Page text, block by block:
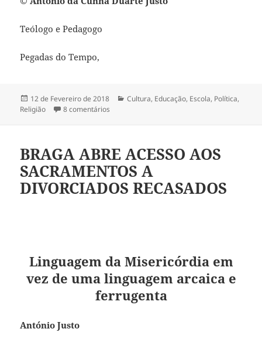
Teólogo e Pedagogo
Pegadas do Tempo,
Publicado
a
12 de Fevereiro de 2018 Categorias
Cultura, Educação, Escola, Política,
Religião
8 comentários
BRAGA ABRE ACESSO AOS
SACRAMENTOS A
DIVORCIADOS RECASADOS
Linguagem da Misericórdia em
vez de uma linguagem arcaica e
ferrugenta
António Justo